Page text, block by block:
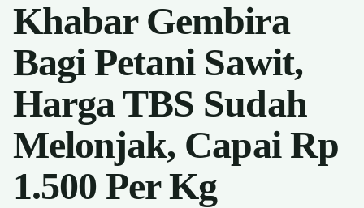
Khabar Gembira
Bagi Petani Sawit,
Harga TBS Sudah
Melonjak, Capai Rp
1.500 Per Kg